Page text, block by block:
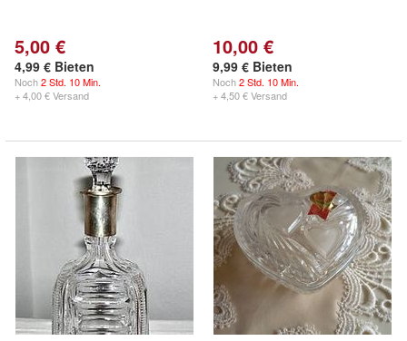
5,00 €
4,99 € Bieten
Noch2 Std. 10 Min.
+ 4,00 € Versand
10,00 €
9,99 € Bieten
Noch2 Std. 10 Min.
+ 4,50 € Versand